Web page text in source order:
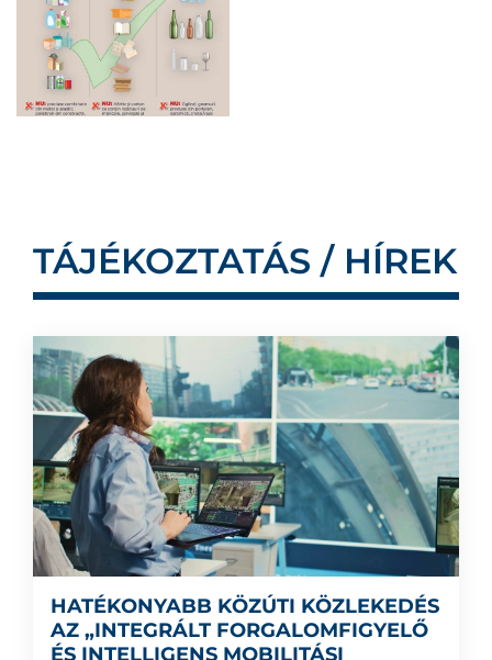
TÁJÉKOZTATÁS / HÍREK
HATÉKONYABB KÖZÚTI KÖZLEKEDÉS
AZ „INTEGRÁLT FORGALOMFIGYELŐ
ÉS INTELLIGENS MOBILITÁSI